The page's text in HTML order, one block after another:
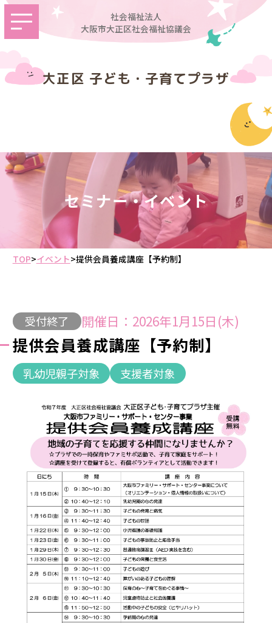
社会福祉法人
大阪市大正区社会福祉協議会
大正区 子ども・子育てプラザ
セミナー・イベント
TOP>イベント>提供会員養成講座【予約制】
受付終了 開催日：2026年1月15日(木)
提供会員養成講座【予約制】
乳幼児親子対象 支援者対象